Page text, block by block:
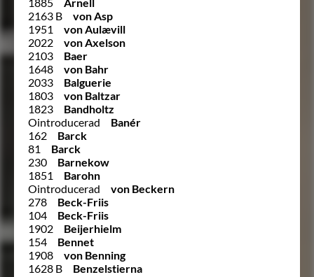
1885
Arnell
2163 B
von Asp
1951
von Aulævill
2022
von Axelson
2103
Baer
1648
von Bahr
2033
Balguerie
1803
von Baltzar
1823
Bandholtz
Ointroducerad
Banér
162
Barck
81
Barck
230
Barnekow
1851
Barohn
Ointroducerad
von Beckern
278
Beck-Friis
104
Beck-Friis
1902
Beijerhielm
154
Bennet
1908
von Benning
1628 B
Benzelstierna